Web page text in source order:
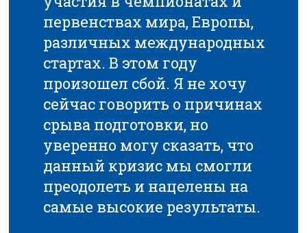
первенствах мира, Европы,
различных международных
стартах. В этом году
произошел сбой. Я не хочу
сейчас говорить о причинах
срыва подготовки, но
уверенно могу сказать, что
данный кризис мы смогли
преодолеть и нацелены на
самые высокие результаты.